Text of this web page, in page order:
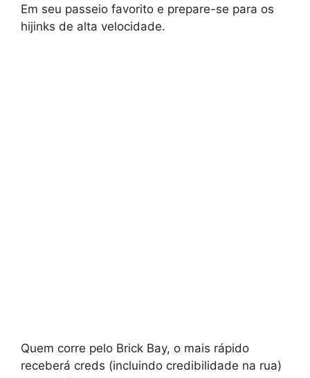
Em seu passeio favorito e prepare-se para os
hijinks de alta velocidade.
Quem corre pelo Brick Bay, o mais rápido
receberá creds (incluindo credibilidade na rua)